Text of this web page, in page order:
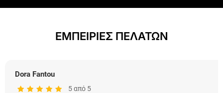
ΕΜΠΕΙΡΙΕΣ ΠΕΛΑΤΩΝ
Dora Fantou
5 από 5